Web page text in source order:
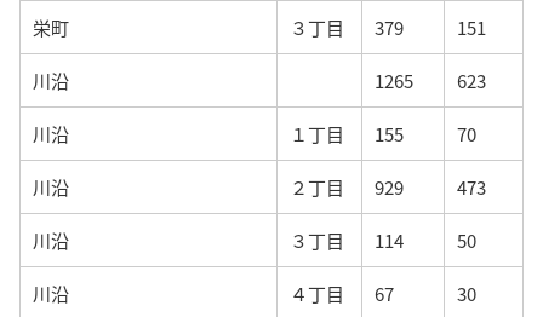
栄町 ３丁目 379 151
川沿 1265 623
川沿 １丁目 155 70
川沿 ２丁目 929 473
川沿 ３丁目 114 50
川沿 ４丁目 67 30